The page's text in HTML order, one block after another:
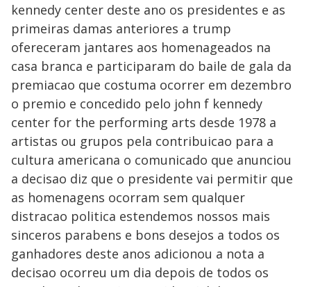
kennedy center deste ano os presidentes e as
primeiras damas anteriores a trump
ofereceram jantares aos homenageados na
casa branca e participaram do baile de gala da
premiacao que costuma ocorrer em dezembro
o premio e concedido pelo john f kennedy
center for the performing arts desde 1978 a
artistas ou grupos pela contribuicao para a
cultura americana o comunicado que anunciou
a decisao diz que o presidente vai permitir que
as homenagens ocorram sem qualquer
distracao politica estendemos nossos mais
sinceros parabens e bons desejos a todos os
ganhadores deste anos adicionou a nota a
decisao ocorreu um dia depois de todos os